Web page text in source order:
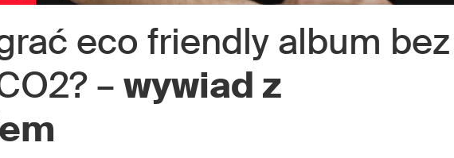
eco friendly album bez
– wywiad z